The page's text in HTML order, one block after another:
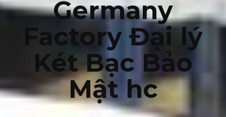
Germany
Factory Đại lý
Két Bạc Bảo
Mật hc